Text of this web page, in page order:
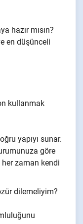
hazır mısın?
en düşünceli
kullanmak
yapıyı sunar.
göre
zaman kendi
dilemeliyim?